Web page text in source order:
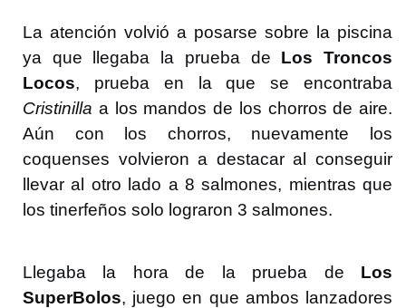
La atención volvió a posarse sobre la piscina
ya que llegaba la prueba de Los Troncos
Locos, prueba en la que se encontraba
Cristinilla a los mandos de los chorros de aire.
Aún con los chorros, nuevamente los
coquenses volvieron a destacar al conseguir
llevar al otro lado a 8 salmones, mientras que
los tinerfeños solo lograron 3 salmones.
Llegaba la hora de la prueba de Los
SuperBolos, juego en que ambos lanzadores